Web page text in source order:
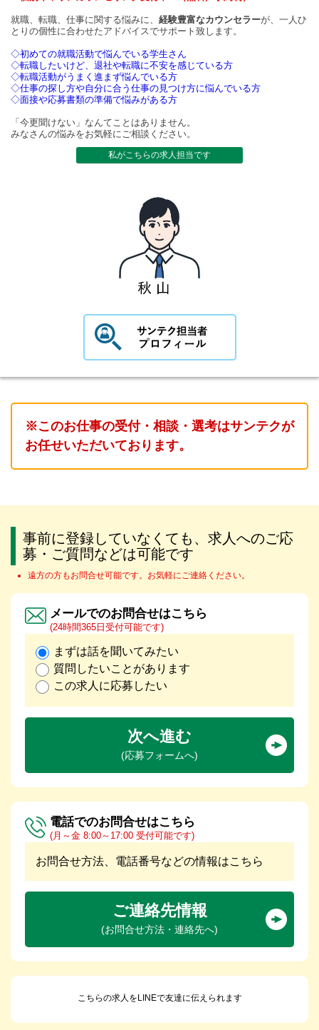
就職、転職、仕事に関する悩みに、 経験豊富なカウンセラーが、一人ひ
とりの個性に合わせたアドバイスでサポート致します。
◇初めての就職活動で悩んでいる学生さん
◇転職したいけど、退社や転職に不安を感じている方
◇転職活動がうまく進まず悩んでいる方
◇仕事の探し方や自分に合う仕事の見つけ方に悩んでいる方
◇面接や応募書類の準備で悩みがある方
「今更聞けない」なんてことはありません。
みなさんの悩みをお気軽にご相談ください。
私がこちらの求人担当です
※このお仕事の受付・相談・選考はサンテクが
お任せいただいております。
事前に登録していなくても、求人へのご応
募・ご質問などは可能です
遠方の方もお問合せ可能です。お気軽にご連絡ください。
メールでのお問合せはこちら
(24時間365日受付可能です)
まずは話を聞いてみたい
質問したいことがあります
この求人に応募したい
次へ進む
(応募フォームへ)
電話でのお問合せはこちら
(月～金 8:00～17:00 受付可能です)
お問合せ方法、電話番号などの情報はこちら
ご連絡先情報
(お問合せ方法・連絡先へ)
こちらの求人をLINEで友達に伝えられます